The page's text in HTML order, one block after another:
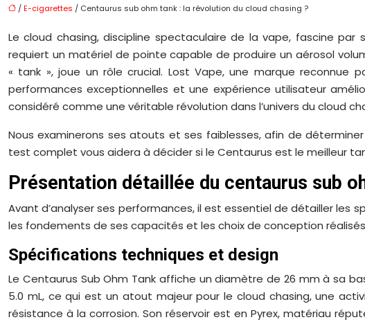
/E-cigarettes / Centaurus sub ohm tank : la révolution du cloud chasing ?
Le cloud chasing, discipline spectaculaire de la vape, fascine
requiert un matériel de pointe capable de produire un aérosol
« tank », joue un rôle crucial. Lost Vape, une marque
performances exceptionnelles et une expérience utilisateur
considéré comme une véritable révolution dans l’univers du cloud
Nous examinerons ses atouts et ses faiblesses, afin de
test complet vous aidera à décider si le Centaurus est le meilleur
Présentation détaillée du centaurus sub
Avant d’analyser ses performances, il est essentiel de détailler
les fondements de ses capacités et les choix de conception
Spécifications techniques et design
Le Centaurus Sub Ohm Tank affiche un diamètre de 26 mm à sa
5.0 mL, ce qui est un atout majeur pour le cloud chasing, une
résistance à la corrosion. Son réservoir est en Pyrex, matériau